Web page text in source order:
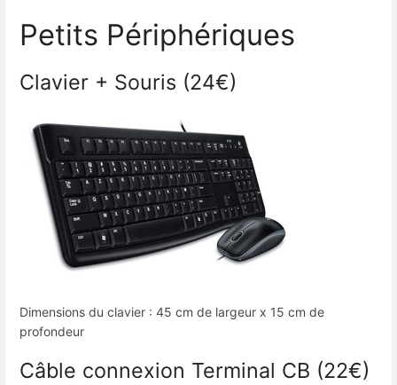
Petits Périphériques
Clavier + Souris (24€)
Dimensions du clavier : 45 cm de largeur x 15 cm de
profondeur
Câble connexion Terminal CB (22€)